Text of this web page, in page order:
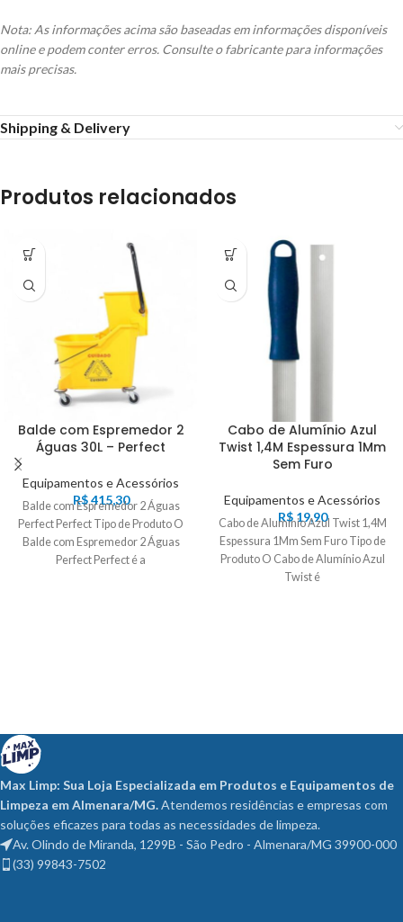
Nota: As informações acima são baseadas em informações disponíveis
online e podem conter erros. Consulte o fabricante para informações
mais precisas.
Shipping & Delivery
Produtos relacionados
Balde com Espremedor 2
Águas 30L – Perfect
Equipamentos e Acessórios
R$415,30
Balde com Espremedor 2 Águas
Perfect Perfect Tipo de Produto O
Balde com Espremedor 2 Águas
Perfect Perfect é a
Cabo de Alumínio Azul
Twist 1,4M Espessura 1Mm
Sem Furo
Equipamentos e Acessórios
R$19,90
Cabo de Alumínio Azul Twist 1,4M
Espessura 1Mm Sem Furo Tipo de
Produto O Cabo de Alumínio Azul
Twist é
Max Limp: Sua Loja Especializada em Produtos e Equipamentos de
Limpeza em Almenara/MG.Atendemos residências e empresas com
soluções eficazes para todas as necessidades de limpeza.
Av. Olindo de Miranda, 1299B - São Pedro - Almenara/MG 39900-000
(33) 99843-7502